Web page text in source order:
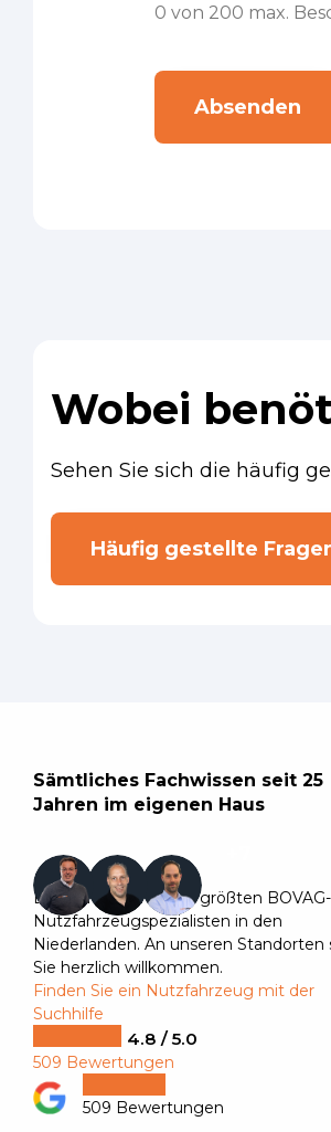
0 von 200 max.
Wobei
Sehen Sie sich die häufig
Häufig gestellte
Sämtliches Fachwissen seit 25
Jahren im eigenen Haus
Eurocars ist einer der größten BOVAG-
Nutzfahrzeugspezialisten in den
Niederlanden. An unseren Standorten
Sie herzlich willkommen.
Finden Sie ein Nutzfahrzeug mit der
Suchhilfe
4.8 / 5.0
509 Bewertungen
509 Bewertungen